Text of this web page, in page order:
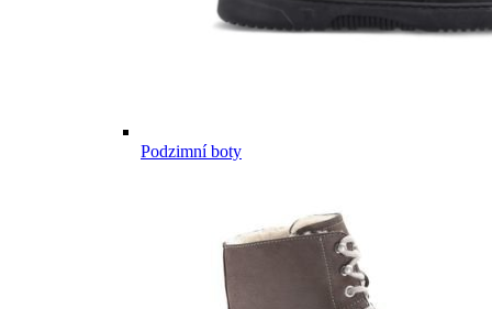
Podzimní boty